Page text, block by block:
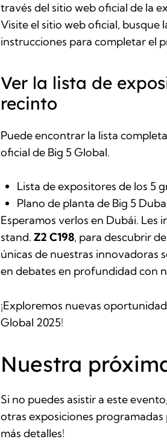
través del sitio web oficial de la
Visite el sitio web oficial, busque
instrucciones para completar el
Ver la lista de
recinto
Puede encontrar la lista
oficial de Big 5 Global.
Lista de expositores de los 5
Plano de planta de Big 5
Esperamos verlos en Dubái. Les
stand.Z2 C198, para descubrir
únicas de nuestras innovadoras
en debates en profundidad con
¡Exploremos nuevas
Global 2025!
Nuestra
Si no puedes asistir a este
otras exposiciones
más detalles!